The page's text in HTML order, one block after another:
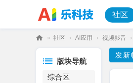
社区
乐
科
» 社区 › AI应用 › 视频影音 ›
版块导航
综合区
发新